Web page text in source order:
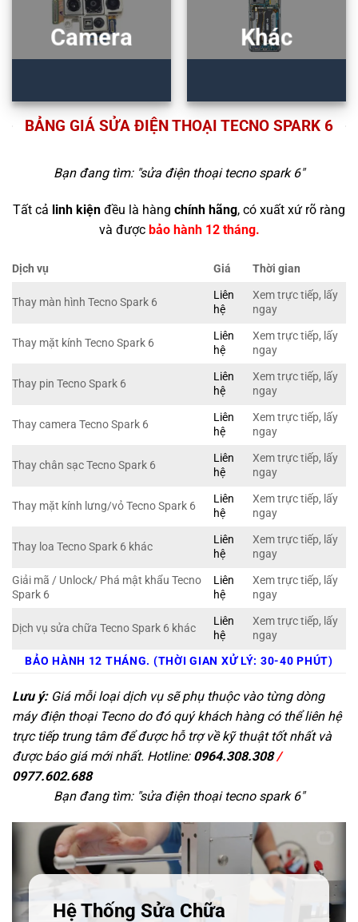
Camera Khác
BẢNG GIÁ SỬA ĐIỆN THOẠI TECNO SPARK 6
Bạn đang tìm: "sửa điện thoại tecno spark 6"
Tất cả linh kiện đều là hàng chính hãng, có xuất xứ rõ ràng
và được bảo hành 12 tháng.
Dịch vụ Giá Thời gian
Thay màn hình Tecno Spark 6
Liên
hệ
Xem trực tiếp, lấy
ngay
Thay mặt kính Tecno Spark 6
Liên
hệ
Xem trực tiếp, lấy
ngay
Thay pin Tecno Spark 6
Liên
hệ
Xem trực tiếp, lấy
ngay
Thay camera Tecno Spark 6
Liên
hệ
Xem trực tiếp, lấy
ngay
Thay chân sạc Tecno Spark 6
Liên
hệ
Xem trực tiếp, lấy
ngay
Thay mặt kính lưng/vỏ Tecno Spark 6
Liên
hệ
Xem trực tiếp, lấy
ngay
Thay loa Tecno Spark 6 khác
Liên
hệ
Xem trực tiếp, lấy
ngay
Giải mã / Unlock/ Phá mật khẩu Tecno
Spark 6
Liên
hệ
Xem trực tiếp, lấy
ngay
Dịch vụ sửa chữa Tecno Spark 6 khác
Liên
hệ
Xem trực tiếp, lấy
ngay
BẢO HÀNH 12 THÁNG. (THỜI GIAN XỬ LÝ: 30-40 PHÚT)
Lưu ý:Giá mỗi loại dịch vụ sẽ phụ thuộc vào từng dòng
máy điện thoại Tecno do đó quý khách hàng có thể liên hệ
trực tiếp trung tâm để được hỗ trợ về kỹ thuật tốt nhất và
được báo giá mới nhất. Hotline: 0964.308.308/
0977.602.688
Bạn đang tìm: "sửa điện thoại tecno spark 6"
Hệ Thống Sửa Chữa